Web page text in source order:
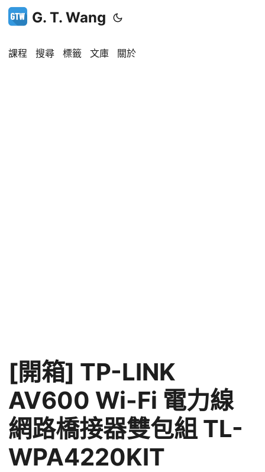
G. T. Wang
課程 搜尋 標籤 文庫 關於
[開箱] TP-LINK
AV600 Wi-Fi 電力線
網路橋接器雙包組 TL-
WPA4220KIT